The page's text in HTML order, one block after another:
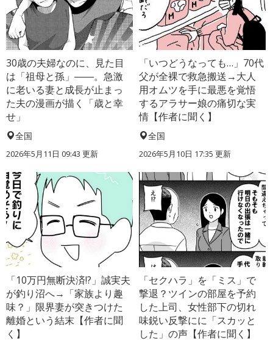
30歳の夫婦なのに、見た目
は「祖母と孫」――。急激
に老いる妻と成長が止まっ
た夫の漫画が描く「歳と幸
せ」
全国
2026年5月11日 09:43 更新
「いつどうなっても…」70代
父が全裸で救急搬送→大人
用オムツを手に最悪を覚悟
するアラサー娘の痛切な実
情【作者に聞く】
全国
2026年5月10日 17:35 更新
「10万円無断決済!?」誠実夫
が釣り沼へ→「家族より趣
味？」限界妻が突きつけた
離婚という結末【作者に聞
く】
「セクハラ」を「ミス」で
撃退？ツインの部屋を予約
した上司、女性部下の切れ
味鋭い反撃にに「スカッと
した」の声【作者に聞く】